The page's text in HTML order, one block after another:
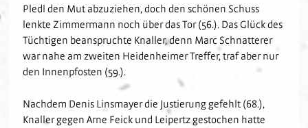
Pledl den Mut abzuziehen, doch den schönen Schuss
lenkte Zimmermann noch über das Tor (56.). Das Glück des
Tüchtigen beanspruchte Knaller, denn Marc Schnatterer
war nahe am zweiten Heidenheimer Treffer, traf aber nur
den Innenpfosten (59.).
Nachdem Denis Linsmayer die Justierung gefehlt (68.),
Knaller gegen Arne Feick und Leipertz gestochen hatte